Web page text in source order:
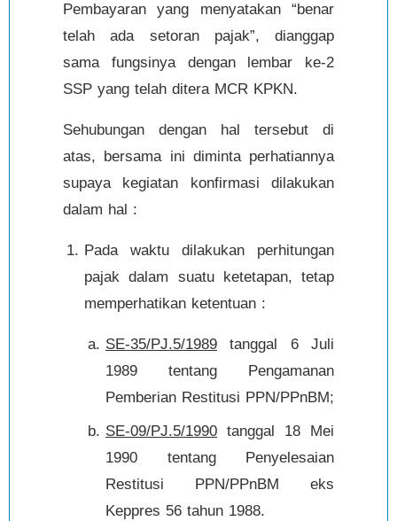
Pembayaran yang menyatakan “benar
telah ada setoran pajak”, dianggap
sama fungsinya dengan lembar ke-2
SSP yang telah ditera MCR KPKN.
Sehubungan dengan hal tersebut di
atas, bersama ini diminta perhatiannya
supaya kegiatan konfirmasi dilakukan
dalam hal :
Pada waktu dilakukan perhitungan
pajak dalam suatu ketetapan, tetap
memperhatikan ketentuan :
SE-35/PJ.5/1989 tanggal 6 Juli
1989 tentang Pengamanan
Pemberian Restitusi PPN/PPnBM;
SE-09/PJ.5/1990 tanggal 18 Mei
1990 tentang Penyelesaian
Restitusi PPN/PPnBM eks
Keppres 56 tahun 1988.